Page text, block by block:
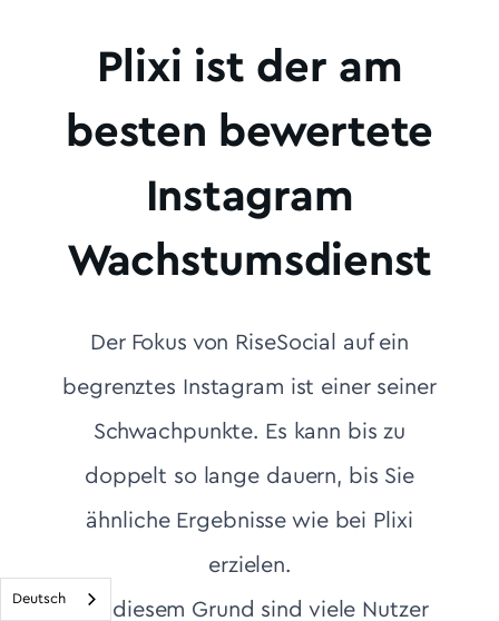
Plixi ist der am
besten bewertete
Instagram
Wachstumsdienst
Der Fokus von RiseSocial auf ein
begrenztes Instagram ist einer seiner
Schwachpunkte. Es kann bis zu
doppelt so lange dauern, bis Sie
ähnliche Ergebnisse wie bei Plixi
erzielen.
Aus diesem Grund sind viele Nutzer
Deutsch